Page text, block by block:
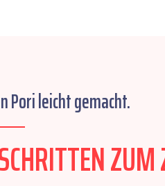
Pori leicht gemacht.
ZUM